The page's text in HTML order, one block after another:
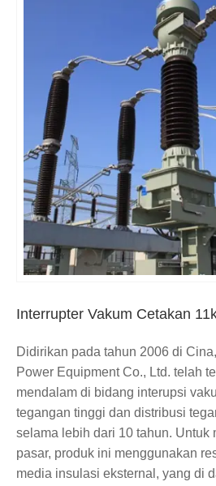
Interrupter Vakum Cetakan
Didirikan pada tahun 2006 di
Power Equipment Co., Ltd. telah
mendalam di bidang interupsi
tegangan tinggi dan distribusi
selama lebih dari 10 tahun. Untuk
pasar, produk ini menggunakan
media insulasi eksternal, yang di